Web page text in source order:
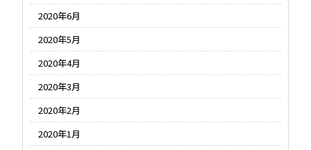
2020年6月
2020年5月
2020年4月
2020年3月
2020年2月
2020年1月